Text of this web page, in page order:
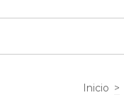
Inicio >